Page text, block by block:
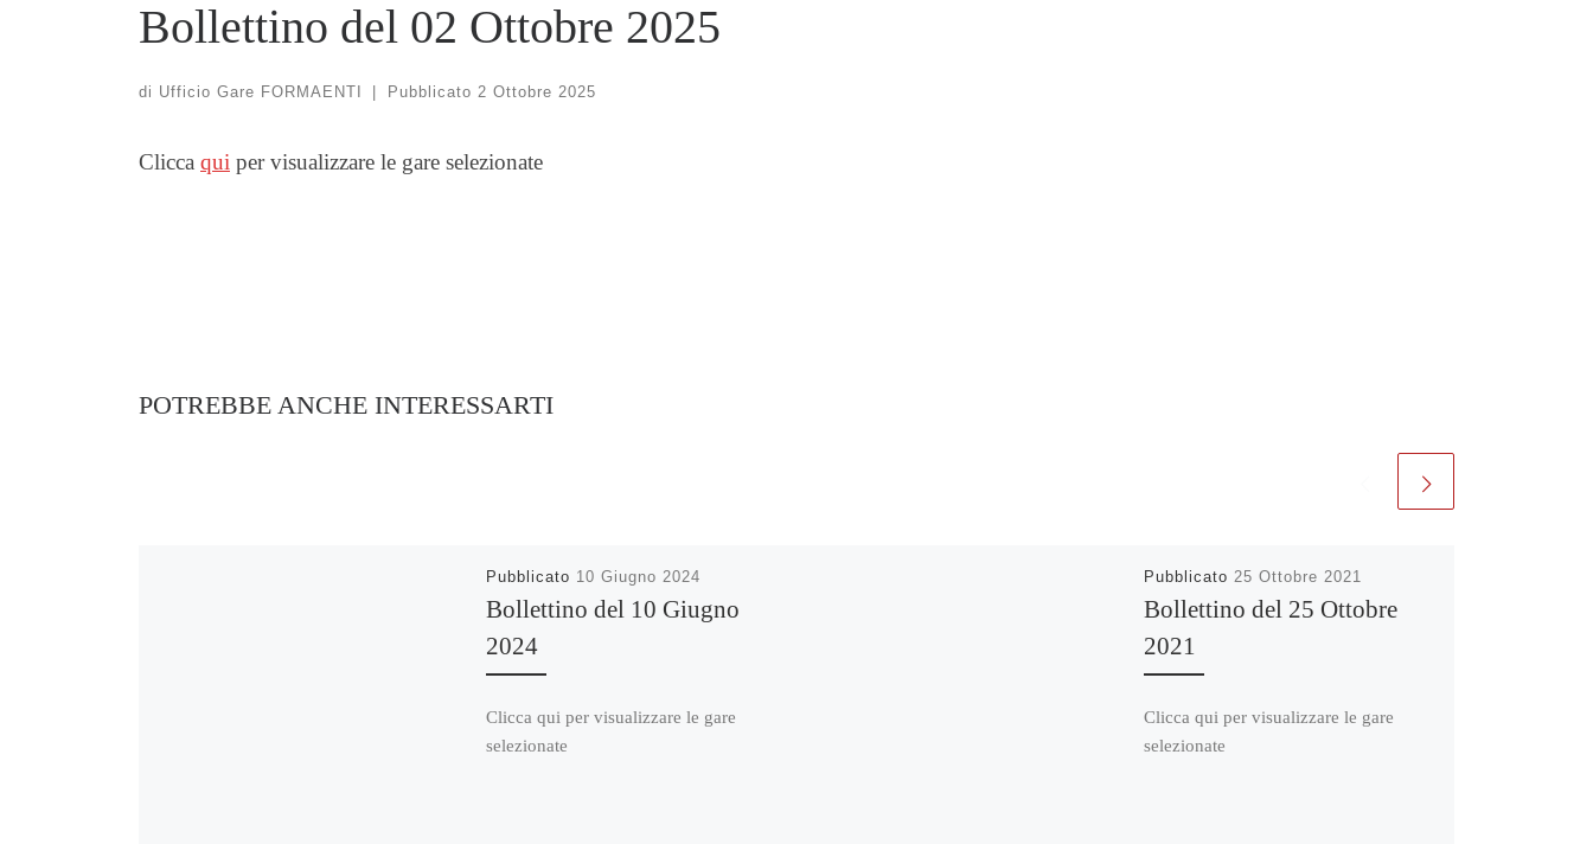
Bollettino del 02 Ottobre 2025
di Ufficio Gare FORMAENTI Pubblicato 2 Ottobre 2025
Clicca qui per visualizzare le gare selezionate
POTREBBE ANCHE INTERESSARTI
Pubblicato 10 Giugno 2024
Bollettino del 10 Giugno
2024
Clicca qui per visualizzare le gare
selezionate
Pubblicato 25 Ottobre 2021
Bollettino del 25 Ottobre
2021
Clicca qui per visualizzare le gare
selezionate